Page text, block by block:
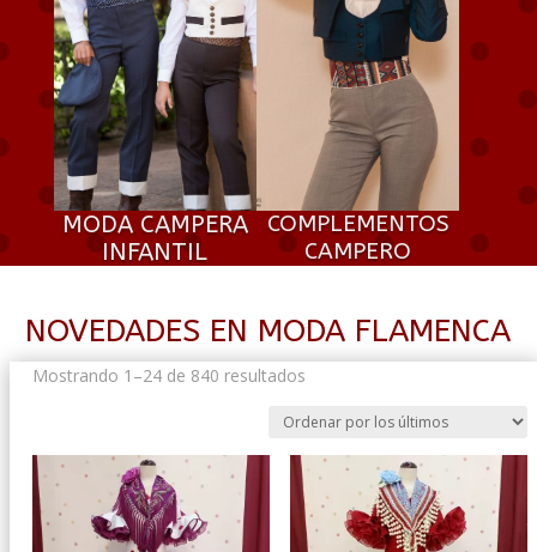
MODA CAMPERA
INFANTIL
COMPLEMENTOS
CAMPERO
NOVEDADES EN MODA FLAMENCA
Mostrando 1–24 de 840 resultadosOrdenado
los
últimos